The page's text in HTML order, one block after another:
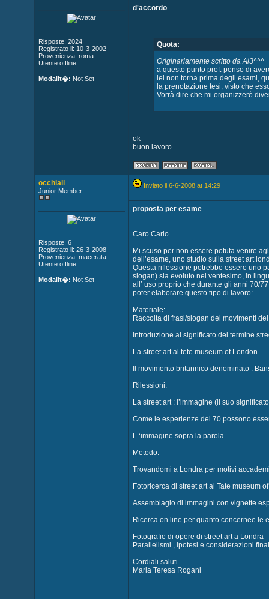
Risposte: 2024
Registrato il: 10-3-2002
Provenienza: roma
Utente offline
Modalit�: Not Set
d'accordo
Quota:
Originariamente scritto da Al3^^^
a questo punto prof. penso di
lei non torna prima degli esami,
la prenotazione tesi, visto che
Vorrà dire che mi organizzerò
ok
buon lavoro
occhiali
Junior Member
Risposte: 6
Registrato il: 26-3-2008
Provenienza: macerata
Utente offline
Modalit�: Not Set
Inviato il 6-6-2008 at 14:29
proposta per esame
Caro Carlo
Mi scuso per non essere potuta venire
dell’esame, uno studio sulla street art
Questa riflessione potrebbe essere uno
slogan) sia evoluto nel ventesimo, in
all’ uso proprio che durante gli anni 70/
poter elaborare questo tipo di lavoro:
Materiale:
Raccolta di frasi/slogan dei movimenti
Introduzione al significato del termine
La street art al tete museum of London
Il movimento britannico denominato :
Rilessioni:
La street art : l’immagine (il suo
Come le esperienze del 70 possono
L ‘immagine sopra la parola
Metodo:
Trovandomi a Londra per motivi
Fotoricerca di street art al Tate museum
Assemblagio di immagini con vignette
Ricerca on line per quanto concernee le
Fotografie di opere di street art a Londra
Parallelismi , ipotesi e considerazioni
Cordiali saluti
Maria Teresa Rogani